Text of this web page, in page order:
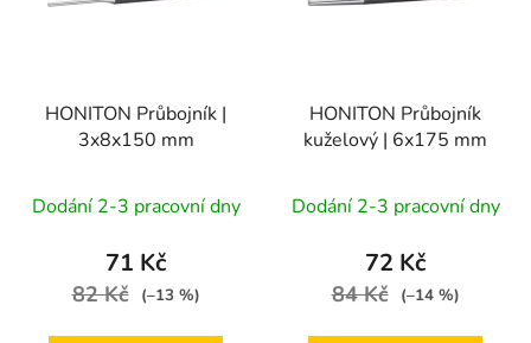
HONITON Průbojník |
3x8x150 mm
Dodání 2-3 pracovní dny
71 Kč
82 Kč (–13 %)
HONITON Průbojník
kuželový | 6x175 mm
Dodání 2-3 pracovní dny
72 Kč
84 Kč (–14 %)